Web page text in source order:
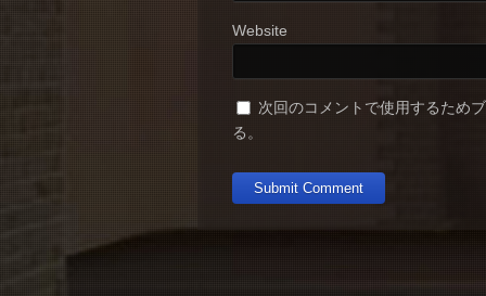
Website
次回のコメントで使用するため
る。